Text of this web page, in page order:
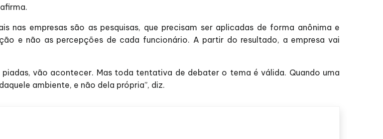
nas empresas são as pesquisas, que precisam ser aplicadas de forma anônima e
e não as percepções de cada funcionário. A partir do resultado, a empresa vai
vão acontecer. Mas toda tentativa de debater o tema é válida. Quando uma
ambiente, e não dela própria”, diz.